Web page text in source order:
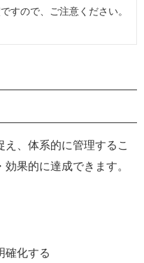
すので、ご注意ください。
、体系的に管理するこ
果的に達成できます。
確化する